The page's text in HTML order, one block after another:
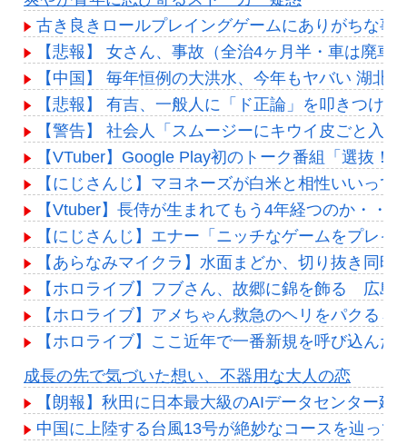
古き良きロールプレイングゲームにありがちな事
【悲報】 女さん、事故（全治4ヶ月半・車は廃
【中国】 毎年恒例の大洪水、今年もヤバい 湖北
【悲報】 有吉、一般人に「ド正論」を叩きつけ
【警告】 社会人「スムージーにキウイ皮ごと入
【VTuber】Google Play初のトーク番組「選抜
【にじさんじ】マヨネーズが白米と相性いいって
【Vtuber】長侍が生まれてもう4年経つのか・・・
【にじさんじ】エナー「ニッチなゲームをプレ
【あらなみマイクラ】水面まどか、切り抜き同
【ホロライブ】フブさん、故郷に錦を飾る 広島
【ホロライブ】アメちゃん救急のヘリをパクる→
【ホロライブ】ここ近年で一番新規を呼び込んだ
Powered by livedoor 相互RSS
成長の先で気づいた想い、不器用な大人の恋
【朗報】秋田に日本最大級のAIデータセンター
中国に上陸する台風13号が絶妙なコースを辿っ